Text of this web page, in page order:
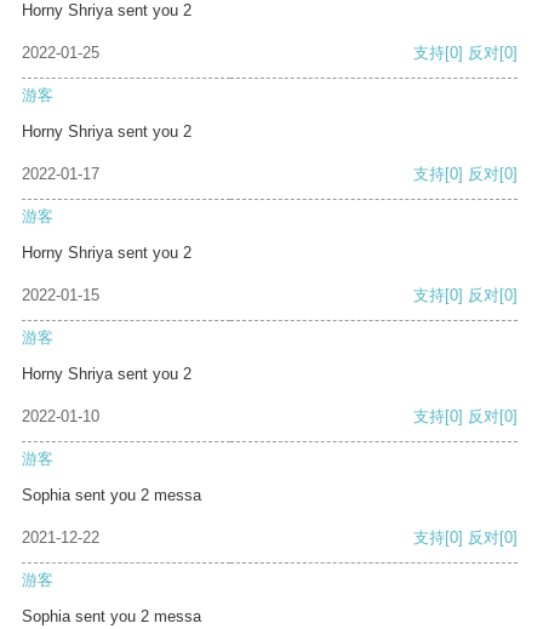
Horny Shriya sent you 2
2022-01-25 支持[0] 反对[0]
游客
Horny Shriya sent you 2
2022-01-17 支持[0] 反对[0]
游客
Horny Shriya sent you 2
2022-01-15 支持[0] 反对[0]
游客
Horny Shriya sent you 2
2022-01-10 支持[0] 反对[0]
游客
Sophia sent you 2 messa
2021-12-22 支持[0] 反对[0]
游客
Sophia sent you 2 messa